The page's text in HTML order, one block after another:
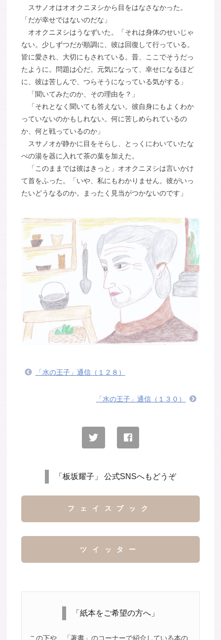
スサノオはオオクニヌシから目をはなさなかった。
「だが幸せではないのだな」
オオクニヌシはうなずいた。「それは身体のせいじゃ
ない。少しずつだが順調に、彼は回復して行っている。
皆に愛され、大切にもされている。昔、ここでそうだっ
たように。問題は心だ。元気になって、幸せになるほど
に、彼は苦しんで、つらそうになっている気がする」
「聞いてみたのか、その理由を？」
「それとなく聞いても答えない。彼自身にもよくわか
っていないのかもしれない。何に苦しめられているの
か、何と戦っているのか」
スサノオが静かに目をそらし、とっくにわいていたな
べの湯を器に入れて茶の葉を加えた。
「このままでは彼はきっと」オオクニヌシは言いかけ
て首をふった。「いや、私にもわかりません。彼がいっ
たいどうなるのか。まったく見当がつかないのです」
「水の王子」通信（１２８）
「水の王子」通信（１３０）
「板坂耀子」 公式SNSへもどうぞ
フェイスブック
ツイッター
「紙本をご希望の方へ」
この下や、「著書」のコーナーで紹介している本の